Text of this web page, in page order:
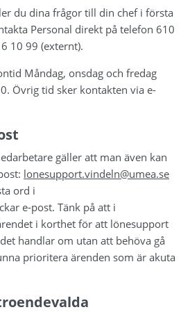
du dina frågor till din chef i första
Personal direkt på telefon 610
10 99 (externt).
Måndag, onsdag och fredag
Övrig tid sker kontakten via e-
gäller att man även kan
lonesupport.vindeln@umea.se
ord i
e-post. Tänk på att i
i korthet för att lönesupport
handlar om utan att behöva gå
prioritera ärenden som är akuta